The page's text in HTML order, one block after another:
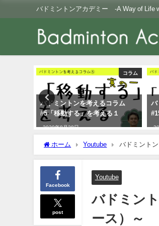
バドミントンアカデミー -A Way of Life
コラム
バドミントンを考えるコラム
#15「点数を取る」を考える５
2020年11月7日
疲
ホーム Youtube バドミント
Facebook
post
Youtube
バドミン
ース）～